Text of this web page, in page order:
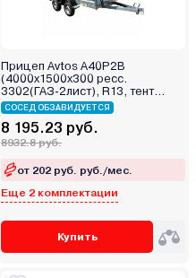
Прицеп Avtos A40P2B
(4000х1500х300 ресс.
3302(ГАЗ-2лист), R13, тент
400мм 2ос)
СОСЕД ОБЗАВИДУЕТСЯ
8 195.23 руб.
8932.8 руб.
от 202 руб. руб./мес.
Еще 2 комплектации
Купить